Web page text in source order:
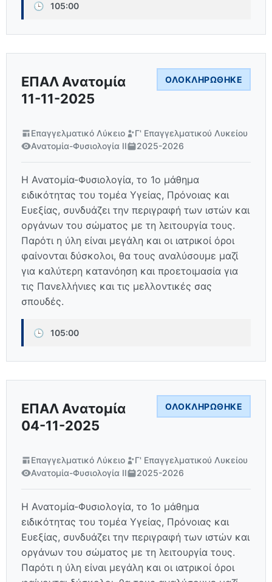
🕒 105:00
ΕΠΑΛ Ανατομία
11-11-2025
ΟΛΟΚΛΗΡΏΘΗΚΕ
Επαγγελματικό Λύκειο
Γ' Επαγγελματικού Λυκείου
Ανατομία-Φυσιολογία ΙΙ
2025-2026
Η Ανατομία-Φυσιολογία, το 1ο μάθημα
ειδικότητας του τομέα Υγείας, Πρόνοιας και
Ευεξίας, συνδυάζει την περιγραφή των ιστών και
οργάνων του σώματος με τη λειτουργία τους.
Παρότι η ύλη είναι μεγάλη και οι ιατρικοί όροι
φαίνονται δύσκολοι, θα τους αναλύσουμε μαζί
για καλύτερη κατανόηση και προετοιμασία για
τις Πανελλήνιες και τις μελλοντικές σας
σπουδές.
🕒 105:00
ΕΠΑΛ Ανατομία
04-11-2025
ΟΛΟΚΛΗΡΏΘΗΚΕ
Επαγγελματικό Λύκειο
Γ' Επαγγελματικού Λυκείου
Ανατομία-Φυσιολογία ΙΙ
2025-2026
Η Ανατομία-Φυσιολογία, το 1ο μάθημα
ειδικότητας του τομέα Υγείας, Πρόνοιας και
Ευεξίας, συνδυάζει την περιγραφή των ιστών και
οργάνων του σώματος με τη λειτουργία τους.
Παρότι η ύλη είναι μεγάλη και οι ιατρικοί όροι